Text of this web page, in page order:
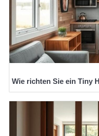
Wie richten Sie ein Tiny